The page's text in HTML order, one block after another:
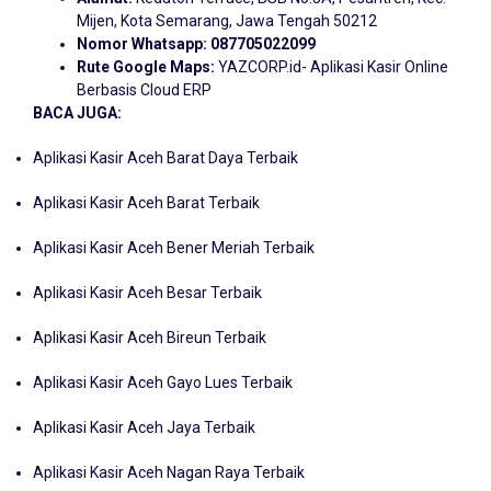
Mijen, Kota Semarang, Jawa Tengah 50212
Nomor Whatsapp: 087705022099
Rute Google Maps: YAZCORP.id- Aplikasi Kasir Online
Berbasis Cloud ERP
BACA JUGA:
Aplikasi Kasir Aceh Barat Daya Terbaik
Aplikasi Kasir Aceh Barat Terbaik
Aplikasi Kasir Aceh Bener Meriah Terbaik
Aplikasi Kasir Aceh Besar Terbaik
Aplikasi Kasir Aceh Bireun Terbaik
Aplikasi Kasir Aceh Gayo Lues Terbaik
Aplikasi Kasir Aceh Jaya Terbaik
Aplikasi Kasir Aceh Nagan Raya Terbaik